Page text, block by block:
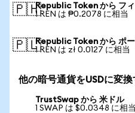
🇵🇭Republic Token から フ
1 REN は ₱0.2078 に相当
🇵🇱Republic Token から ポ
1 REN は zł 0.0127 に相当
他の暗号通貨をUSDに変換
TrustSwap から 米ドル
1 SWAP は $0.0348 に相当